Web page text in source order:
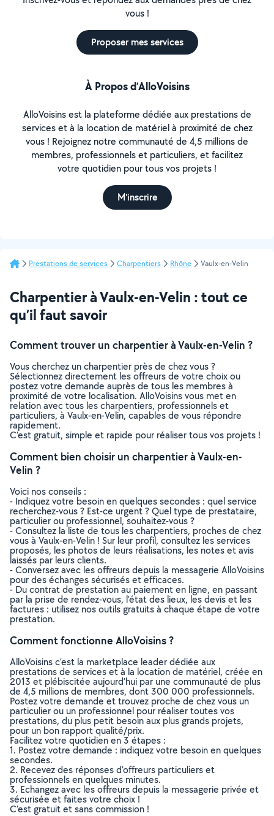
vous !
Proposer mes services
À Propos d’AlloVoisins
AlloVoisins est la plateforme dédiée aux prestations de
services et à la location de matériel à proximité de chez
vous ! Rejoignez notre communauté de 4,5 millions de
membres, professionnels et particuliers, et facilitez
votre quotidien pour tous vos projets !
M'inscrire
Prestations de services Charpentiers Rhône Vaulx-en-Velin
Charpentier à Vaulx-en-Velin : tout ce
qu’il faut savoir
Comment trouver un charpentier à Vaulx-en-Velin ?
Vous cherchez un charpentier près de chez vous ?
Sélectionnez directement les offreurs de votre choix ou
postez votre demande auprès de tous les membres à
proximité de votre localisation. AlloVoisins vous met en
relation avec tous les charpentiers, professionnels et
particuliers, à Vaulx-en-Velin, capables de vous répondre
rapidement.
C’est gratuit, simple et rapide pour réaliser tous vos projets !
Comment bien choisir un charpentier à Vaulx-en-
Velin ?
Voici nos conseils :
- Indiquez votre besoin en quelques secondes : quel service
recherchez-vous ? Est-ce urgent ? Quel type de prestataire,
particulier ou professionnel, souhaitez-vous ?
- Consultez la liste de tous les charpentiers, proches de chez
vous à Vaulx-en-Velin ! Sur leur profil, consultez les services
proposés, les photos de leurs réalisations, les notes et avis
laissés par leurs clients.
- Conversez avec les offreurs depuis la messagerie AlloVoisins
pour des échanges sécurisés et efficaces.
- Du contrat de prestation au paiement en ligne, en passant
par la prise de rendez-vous, l’état des lieux, les devis et les
factures : utilisez nos outils gratuits à chaque étape de votre
prestation.
Comment fonctionne AlloVoisins ?
AlloVoisins c’est la marketplace leader dédiée aux
prestations de services et à la location de matériel, créée en
2013 et plébiscitée aujourd’hui par une communauté de plus
de 4,5 millions de membres, dont 300 000 professionnels.
Postez votre demande et trouvez proche de chez vous un
particulier ou un professionnel pour réaliser toutes vos
prestations, du plus petit besoin aux plus grands projets,
pour un bon rapport qualité/prix.
Facilitez votre quotidien en 3 étapes :
1. Postez votre demande : indiquez votre besoin en quelques
secondes.
2. Recevez des réponses d’offreurs particuliers et
professionnels en quelques minutes.
3. Echangez avec les offreurs depuis la messagerie privée et
sécurisée et faites votre choix !
C’est gratuit et sans commission !